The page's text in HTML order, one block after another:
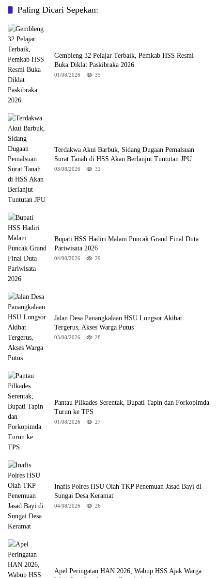
Paling Dicari Sepekan:
Gembleng 32 Pelajar Terbaik, Pemkab HSS Resmi
Buka Diklat Paskibraka 2026
01/08/2026 35
Terdakwa Akui Barbuk, Sidang Dugaan Pemalsuan
Surat Tanah di HSS Akan Berlanjut Tuntutan JPU
03/08/2026 32
Bupati HSS Hadiri Malam Puncak Grand Final Duta
Pariwisata 2026
04/08/2026 29
Jalan Desa Panangkalaan HSU Longsor Akibat
Tergerus, Akses Warga Putus
03/08/2026 28
Pantau Pilkades Serentak, Bupati Tapin dan Forkopimda
Turun ke TPS
01/08/2026 27
Inafis Polres HSU Olah TKP Penemuan Jasad Bayi di
Sungai Desa Keramat
04/08/2026 26
Apel Peringatan HAN 2026, Wabup HSS Ajak Warga